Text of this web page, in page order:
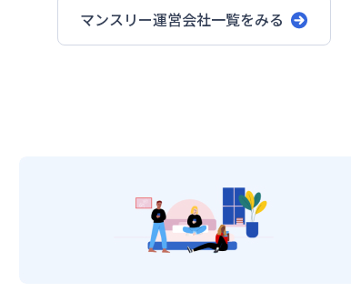
マンスリー運営会社一覧をみる